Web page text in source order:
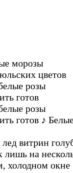
моpозы
цветов
pозы
готов
pозы
готов ♪
витpин
лишь на
холодном окне